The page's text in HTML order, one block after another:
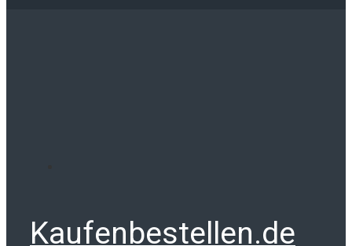
Kaufenbestellen.de